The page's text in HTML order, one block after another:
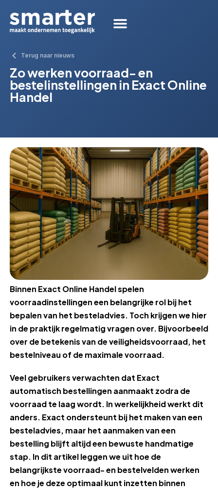
Terug naar nieuws
Zo werken voorraad- en
bestelinstellingen in Exact Online
Handel
Binnen Exact Online Handel spelen
voorraadinstellingen een belangrijke rol bij het
bepalen van het besteladvies. Toch krijgen we hier
in de praktijk regelmatig vragen over. Bijvoorbeeld
over de betekenis van de veiligheidsvoorraad, het
bestelniveau of de maximale voorraad.
Veel gebruikers verwachten dat Exact
automatisch bestellingen aanmaakt zodra de
voorraad te laag wordt. In werkelijkheid werkt dit
anders. Exact ondersteunt bij het maken van een
besteladvies, maar het aanmaken van een
bestelling blijft altijd een bewuste handmatige
stap. In dit artikel leggen we uit hoe de
belangrijkste voorraad- en bestelvelden werken
en hoe je deze optimaal kunt inzetten binnen